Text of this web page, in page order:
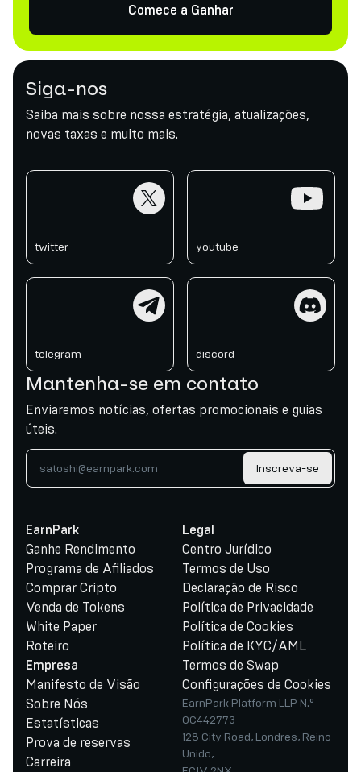
Comece a Ganhar
Siga-nos
Saiba mais sobre nossa estratégia, atualizações,
novas taxas e muito mais.
twitter youtube
telegram discord
Mantenha-se em contato
Enviaremos notícias, ofertas promocionais e guias
úteis.
Inscreva-se
EarnPark
Ganhe Rendimento
Programa de Afiliados
Comprar Cripto
Venda de Tokens
White Paper
Roteiro
Empresa
Manifesto de Visão
Sobre Nós
Estatísticas
Prova de reservas
Carreira
Legal
Centro Jurídico
Termos de Uso
Declaração de Risco
Política de Privacidade
Política de Cookies
Política de KYC/AML
Termos de Swap
Configurações de Cookies
EarnPark Platform LLP N.º
OC442773
128 City Road, Londres, Reino
Unido,